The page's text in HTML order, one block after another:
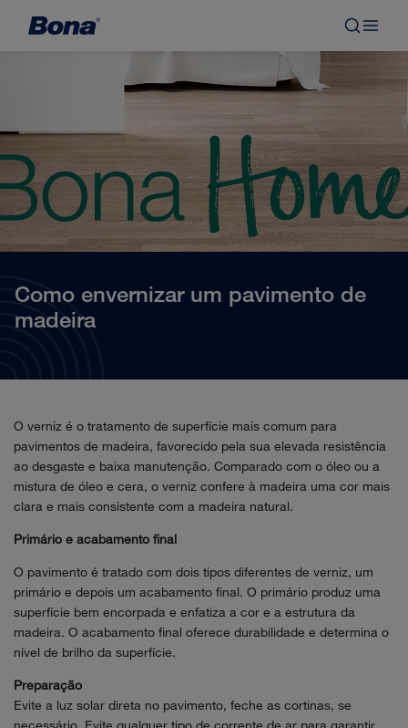
Como envernizar um pavimento de
madeira
O verniz é o tratamento de superfície mais comum para
pavimentos de madeira, favorecido pela sua elevada resistência
ao desgaste e baixa manutenção. Comparado com o óleo ou a
mistura de óleo e cera, o verniz confere à madeira uma cor mais
clara e mais consistente com a madeira natural.
Primário e acabamento final
O pavimento é tratado com dois tipos diferentes de verniz, um
primário e depois um acabamento final. O primário produz uma
superfície bem encorpada e enfatiza a cor e a estrutura da
madeira. O acabamento final oferece durabilidade e determina o
nível de brilho da superfície.
Preparação
Evite a luz solar direta no pavimento, feche as cortinas, se